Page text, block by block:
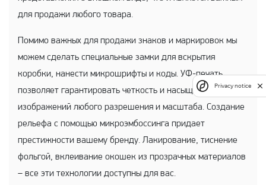
для продажи любого товара.
Помимо важных для продажи знаков и маркировок мы
можем сделать специальные замки для вскрытия
коробки, нанести микрошрифты и коды. УФ-печать
позволяет гарантировать четкость и насыщенность
изображений любого разрешения и масштаба. Создание
рельефа с помощью микроэмбоссинга придает
престижности вашему бренду. Лакирование, тиснение
фольгой, вклеивание окошек из прозрачных материалов
– все эти технологии доступны для вас.
Privacy notice